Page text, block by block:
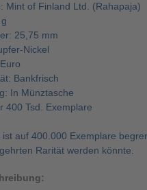
Mint of Finland Ltd. (Rahapaja)
25,75 mm
Nickel
Bankfrisch
In Münztasche
400 Tsd. Exemplare
ist auf 400.000 Exemplare
Rarität werden könnte.